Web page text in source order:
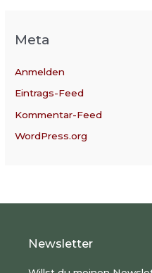
Meta
Anmelden
Eintrags-Feed
Kommentar-Feed
WordPress.org
Newsletter